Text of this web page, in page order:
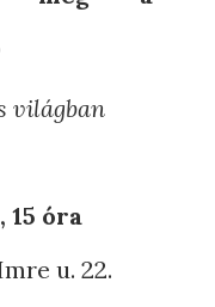
világban
15 óra
u. 22.